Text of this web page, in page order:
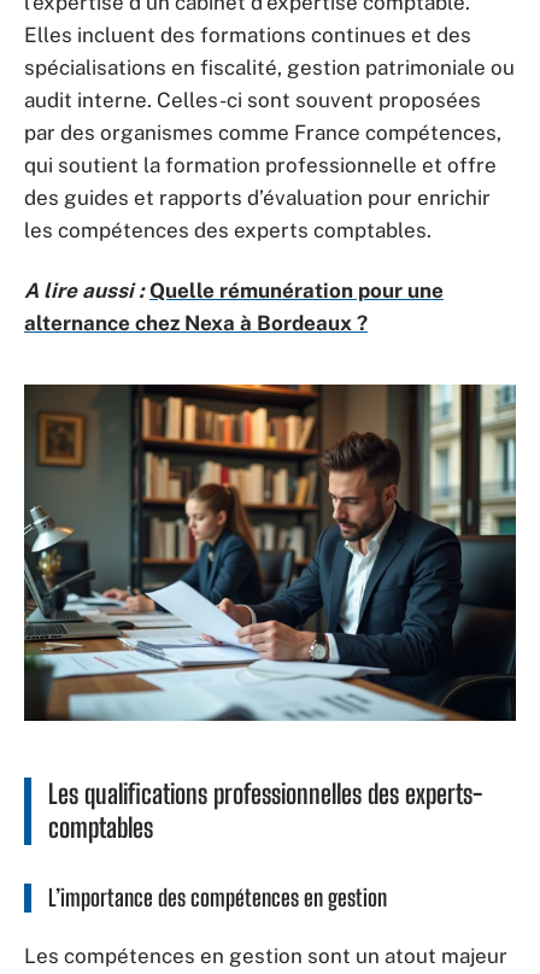
Elles incluent des formations continues et des
spécialisations en fiscalité, gestion patrimoniale ou
audit interne. Celles-ci sont souvent proposées
par des organismes comme France compétences,
qui soutient la formation professionnelle et offre
des guides et rapports d’évaluation pour enrichir
les compétences des experts comptables.
A lire aussi : Quelle rémunération pour une
alternance chez Nexa à Bordeaux ?
Les qualifications professionnelles des experts-
comptables
L’importance des compétences en gestion
Les compétences en gestion sont un atout majeur